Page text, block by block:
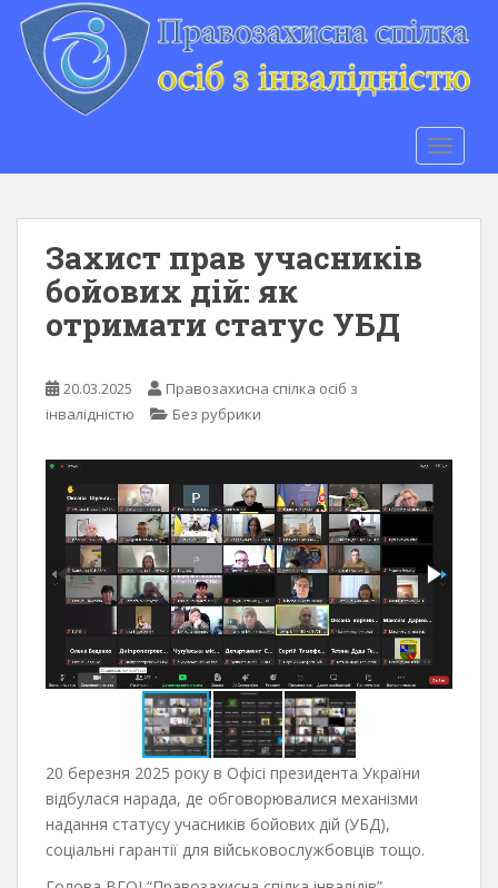
Захист прав учасників
бойових дій: як
отримати статус УБД
20.03.2025
Правозахисна спілка осіб з
інвалідністю
Без рубрики
20 березня 2025 року в Офісі президента України
відбулася нарада, де обговорювалися механізми
надання статусу учасників бойових дій (УБД),
соціальні гарантії для військовослужбовців тощо.